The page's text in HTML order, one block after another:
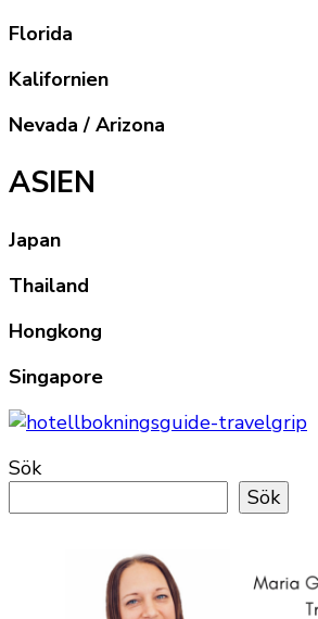
Florida
Kalifornien
Nevada / Arizona
ASIEN
Japan
Thailand
Hongkong
Singapore
Sök
Sök